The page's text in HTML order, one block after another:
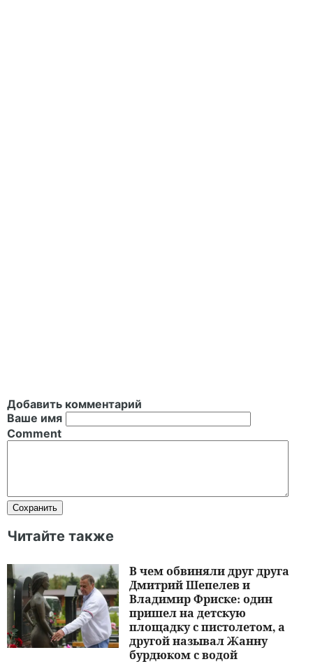
Добавить комментарий
Ваше имя
Comment
Читайте также
В чем обвиняли друг друга
Дмитрий Шепелев и
Владимир Фриске: один
пришел на детскую
площадку с пистолетом, а
другой называл Жанну
бурдюком с водой